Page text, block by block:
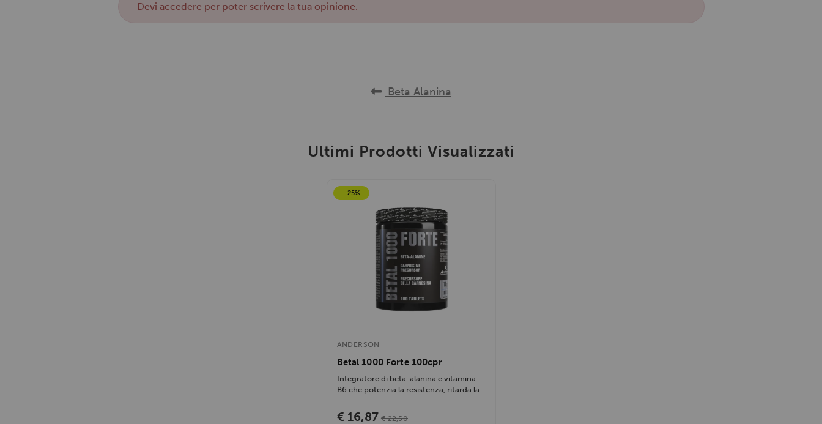
Devi accedere per poter scrivere la tua opinione.
Beta Alanina
Ultimi Prodotti Visualizzati
- 25%
ANDERSON
Betal 1000 Forte 100cpr
Integratore di beta-alanina e vitamina
B6 che potenzia la resistenza, ritarda la
€ 16,87 € 22,50